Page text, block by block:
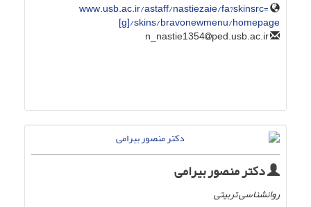
www.usb.ac.ir/astaff/nastiezaie/fa?skinsrc=
[g]/skins/bravonewmenu/homepage
ped.usb.ac.ir
دکتر منصور بیرامی
روانشناسی تربیتی